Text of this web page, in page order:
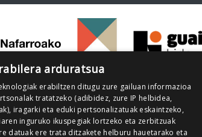
arduratsua
erabiltzen ditugu zure gailuan informazioa
tratatzeko (adibidez, zure IP helbidea,
iragarki eta eduki pertsonalizatuak eskaintzeko,
inguruko ikuspegiak lortzeko eta zerbitzuak
datuak ere trata ditzakete helburu hauetarako eta